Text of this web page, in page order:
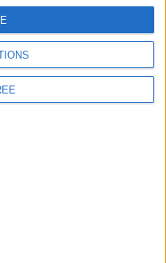
linea nella
Sicurezza
argomento che mi
parlato e ho già
a usarle…